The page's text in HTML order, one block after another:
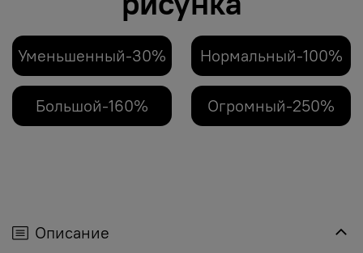
Уменьшенный-30% Нормальный-100%
Большой-160% Огромный-250%
Описание